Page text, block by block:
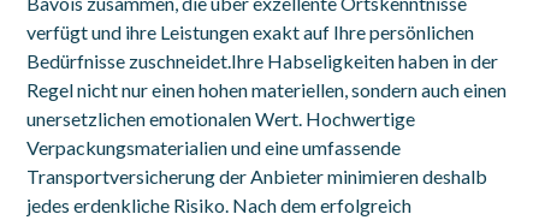
verfügt und ihre Leistungen exakt auf Ihre persönlichen
Bedürfnisse zuschneidet.Ihre Habseligkeiten haben in der
Regel nicht nur einen hohen materiellen, sondern auch einen
unersetzlichen emotionalen Wert. Hochwertige
Verpackungsmaterialien und eine umfassende
Transportversicherung der Anbieter minimieren deshalb
jedes erdenkliche Risiko. Nach dem erfolgreich